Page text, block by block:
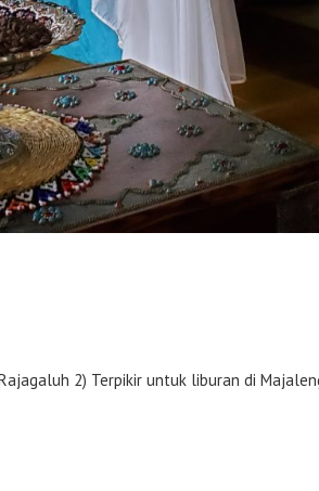
2) Terpikir untuk liburan di